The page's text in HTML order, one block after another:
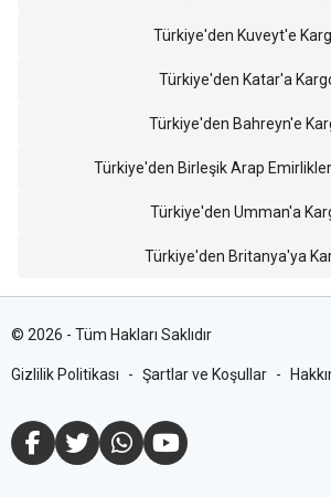
Türkiye'den Kuveyt'e
Türkiye'den Katar'a
Türkiye'den Bahreyn'e
Türkiye'den Birleşik Arap
Türkiye'den Umman'a
Türkiye'den Britanya'ya
© 2026 - Tüm Hakları Saklıdır
Gizlilik Politikası - Şartlar ve Koşullar -